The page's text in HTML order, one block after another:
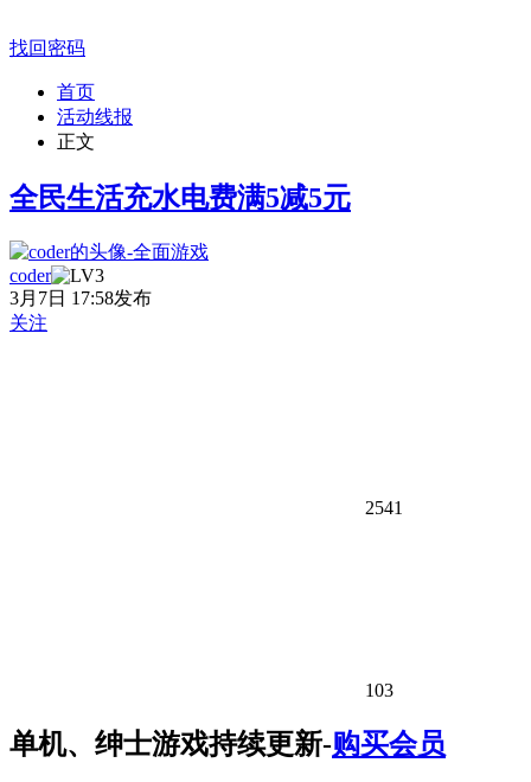
找回密码
首页
活动线报
正文
全民生活充水电费满5减5元
coder
3月7日 17:58发布
关注
2541
103
单机、绅士游戏持续更新-购买会员